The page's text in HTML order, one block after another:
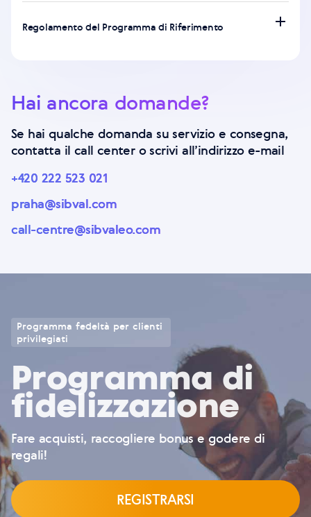
Regolamento del Programma di Riferimento
Hai ancora domande?
Se hai qualche domanda su servizio e consegna,
contatta il call center o scrivi all’indirizzo e-mail
+420 222 523 021
praha@sibval.com
call-centre@sibvaleo.com
Programma fedeltà per clienti
privilegiati
Programma di
fidelizzazione
Fare acquisti, raccogliere bonus e godere di
regali!
REGISTRARSI